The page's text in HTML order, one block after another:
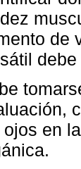
de
ojos en